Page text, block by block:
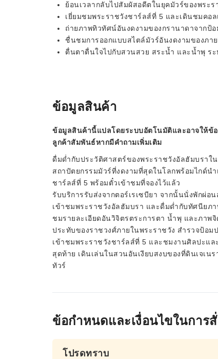
ย้อนเวลากลับไปสัมผัสอดีตในยุคมัวร์ของพระร
เยี่ยมชมพระราชวังชาร์ลส์ที่ 5 และเดินชมคอ
ถ่ายภาพทิวทัศน์อันงดงามของกรานาดาจากป้
ชื่นชมการออกแบบสไตล์มัวร์อันงดงามของภา
ตื่นตาตื่นใจไปกับสวนสวย สระน้ำ และน้ำพุ ระ
ข้อมูลสินค้า
ข้อมูลสินค้านี้แปลโดยระบบอัตโนมัติและอาจให้ข้
ลูกค้าสัมพันธ์หากมีคำถามเพิ่มเติม
ดื่มด่ำกับประวัติศาสตร์ของพระราชวังอัลฮัมบราใ
สถาปัตยกรรมมัวร์ที่งดงามที่สุดในโลกพร้อมไกด์น
ชาร์ลส์ที่ 5 พร้อมตั๋วเข้าชมที่จองไว้แล้ว
รับบริการรับส่งจากตอร์เรเซบียา จากนั้นนั่งพักผ่
เข้าชมพระราชวังอัลฮัมบรา และดื่มด่ำกับทัศนียภ
ชมรายละเอียดอันวิจิตรตระการตา น้ำพุ และภาพ
ประทับของราชวงศ์ภายในพระราชวัง สำรวจป้อม
เข้าชมพระราชวังชาร์ลส์ที่ 5 และชมงานศิลปะแ
สุดท้าย เดินเล่นในสวนอันเงียบสงบของที่ดินเจเน
ทัวร์
ข้อกำหนดและเงื่อนไขในการ
โปรดทราบ